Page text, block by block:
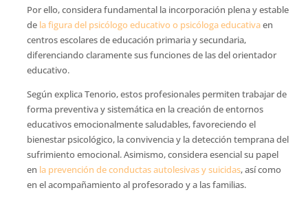
Por ello, considera fundamental la incorporación plena y estable
de la figura del psicólogo educativo o psicóloga educativaen
centros escolares de educación primaria y secundaria,
diferenciando claramente sus funciones de las del orientador
educativo.
Según explica Tenorio, estos profesionales permiten trabajar de
forma preventiva y sistemática en la creación de entornos
educativos emocionalmente saludables, favoreciendo el
bienestar psicológico, la convivencia y la detección temprana del
sufrimiento emocional. Asimismo, considera esencial su papel
en la prevención de conductas autolesivas y suicidas, así como
en el acompañamiento al profesorado y a las familias.